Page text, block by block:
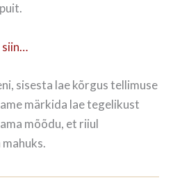
siin…
sisesta lae kõrgus tellimuse
märkida lae tegelikust
mõõdu, et riiul